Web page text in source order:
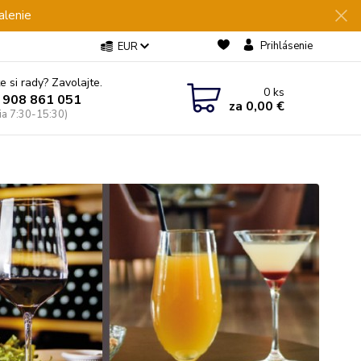
EUR Prihlásenie
si rady? Zavolajte.
861 051
7:30-15:30)
0ks
za 0,00 €